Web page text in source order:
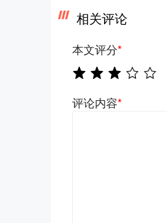
相关评论
本文评分*
评论内容*